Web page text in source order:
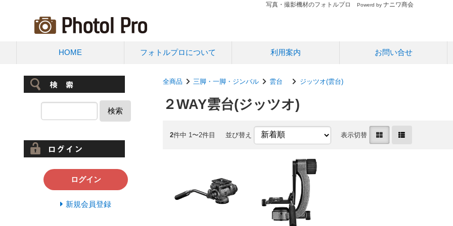
写真・撮影機材のフォトルプロ Powerd by ナニワ商会
HOME フォトルプロについて 利用案内 お問い合せ
全商品 三脚・一脚・ジンバル 雲台 ジッツオ(雲台)
２WAY雲台(ジッツオ)
2件中 1〜2件目 並び替え 表示切替
検索
ログイン
新規会員登録